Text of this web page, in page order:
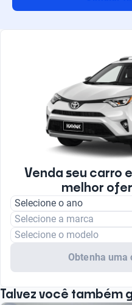
Venda seu carro
melhor
Selecione o ano
Selecione a marca
Selecione o modelo
Obtenha uma
Talvez você também